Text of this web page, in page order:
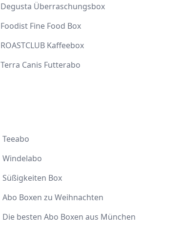
Degusta Überraschungsbox
Foodist Fine Food Box
ROASTCLUB Kaffeebox
Terra Canis Futterabo
Teeabo
Windelabo
Süßigkeiten Box
Abo Boxen zu Weihnachten
Die besten Abo Boxen aus München